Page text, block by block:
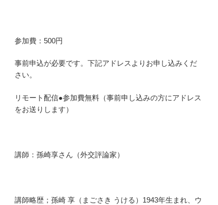
参加費：500円
事前申込が必要です。下記アドレスよりお申し込みくだ
さい。
リモート配信●参加費無料（事前申し込みの方にアドレス
をお送りします）
講師：孫崎享さん（外交評論家）
講師略歴；孫崎 享（まごさき うける）1943年生まれ、ウ